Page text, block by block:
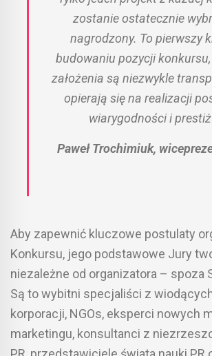
zostanie ostatecznie
nagrodzony. To pierwszy
budowaniu pozycji
założenia są niezwykle
opierają się na realizacji
wiarygodności i
Paweł Trochimiuk,
Aby zapewnić kluczowe postulaty
Konkursu, jego podstawowe Jury
niezależne od organizatora – spoza
Są to wybitni specjaliści z
korporacji, NGOs, eksperci nowych
marketingu, konsultanci z